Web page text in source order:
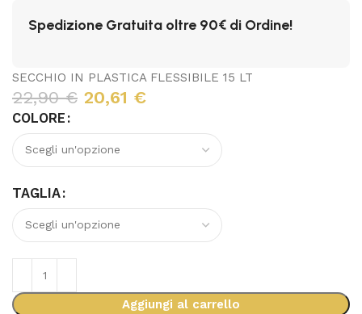
Spedizione Gratuita oltre 90€ di Ordine!
SECCHIO IN PLASTICA FLESSIBILE 15 LT
22,90€ 20,61 €
COLORE
TAGLIA
Aggiungi al carrello